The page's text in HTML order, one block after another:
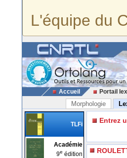
L'équipe du
Accueil Portail
Morphologie
TLFi
Académie
9e édition
Entrez